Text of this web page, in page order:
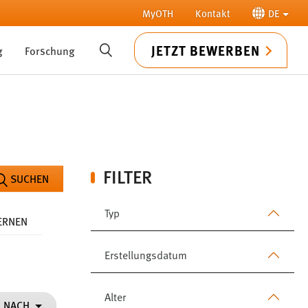
MyOTH Kontakt DE
Forschung SUCHE JETZT BEWERBEN
FILTER
Typ
Erstellungsdatum
Alter
SUCHEN